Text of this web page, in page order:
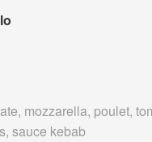
mozzarella, poulet,
sauce kebab